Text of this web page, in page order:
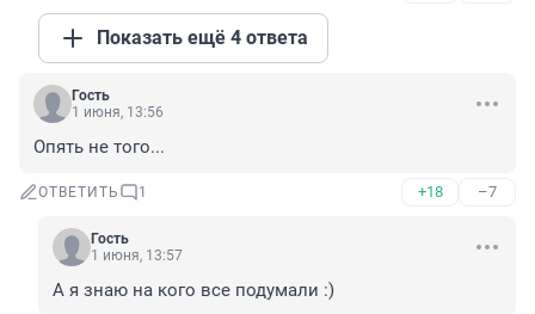
Показать ещё 4 ответа
Гость
1 июня, 13:56
Опять не того...
ОТВЕТИТЬ 1 +18 –7
Гость
1 июня, 13:57
А я знаю на кого все подумали :)